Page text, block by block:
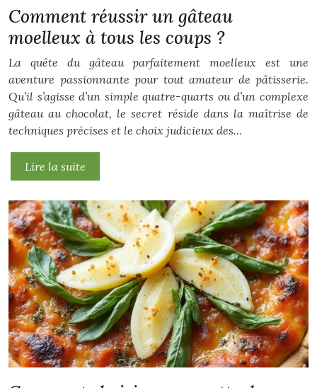
Comment réussir un gâteau
moelleux à tous les coups ?
La quête du gâteau parfaitement moelleux est une
aventure passionnante pour tout amateur de pâtisserie.
Qu’il s’agisse d’un simple quatre-quarts ou d’un complexe
gâteau au chocolat, le secret réside dans la maîtrise de
techniques précises et le choix judicieux des…
Lire la suite